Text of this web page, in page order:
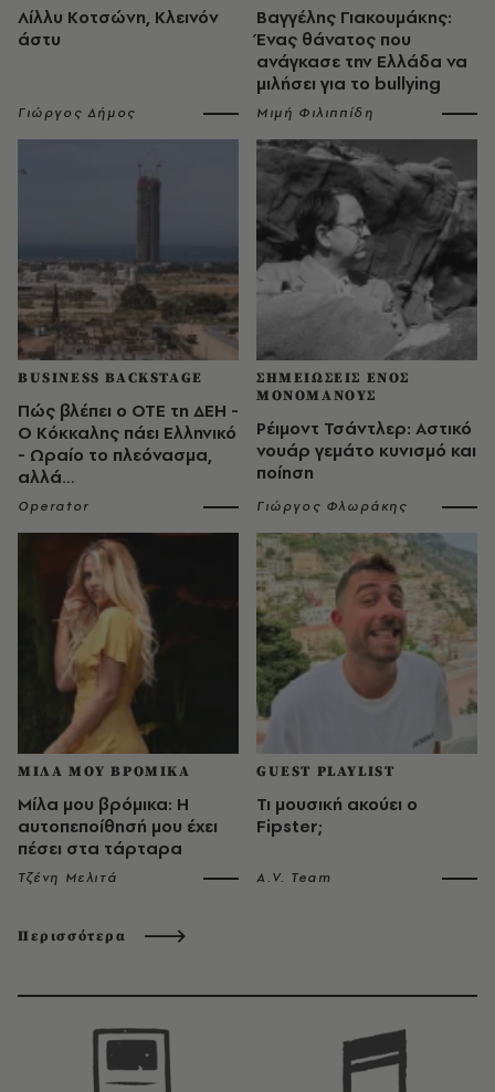
Λίλλυ Κοτσώνη, Κλεινόν
άστυ
Γιώργος Δήμος
Βαγγέλης Γιακουμάκης:
Ένας θάνατος που
ανάγκασε την Ελλάδα να
μιλήσει για το bullying
Μιμή Φιλιππίδη
BUSINESS BACKSTAGE
Πώς βλέπει ο ΟΤΕ τη ΔΕΗ -
Ο Κόκκαλης πάει Ελληνικό
- Ωραίο το πλεόνασμα,
αλλά…
Operator
ΣΗΜΕΙΩΣΕΙΣ ΕΝΟΣ
ΜΟΝΟΜΑΝΟΥΣ
Ρέιμοντ Τσάντλερ: Αστικό
νουάρ γεμάτο κυνισμό και
ποίηση
Γιώργος Φλωράκης
ΜΙΛΑ ΜΟΥ ΒΡΟΜΙΚΑ
Μίλα μου βρόμικα: Η
αυτοπεποίθησή μου έχει
πέσει στα τάρταρα
Τζένη Μελιτά
GUEST PLAYLIST
Τι μουσική ακούει ο
Fipster;
A.V. Team
Περισσότερα